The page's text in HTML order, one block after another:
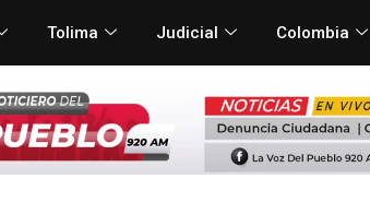
Tolima Judicial Colombia